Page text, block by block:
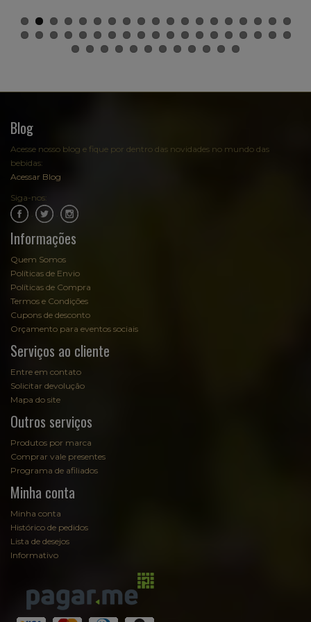
Blog
Acesse nosso blog e fique por dentro das novidades no mundo das
bebidas:
Acessar Blog
Siga-nos:
Informações
Quem Somos
Políticas de Envio
Políticas de Compra
Termos e Condições
Cupons de desconto
Orçamento para eventos sociais
Serviços ao cliente
Entre em contato
Solicitar devolução
Mapa do site
Outros serviços
Produtos por marca
Comprar vale presentes
Programa de afiliados
Minha conta
Minha conta
Histórico de pedidos
Lista de desejos
Informativo